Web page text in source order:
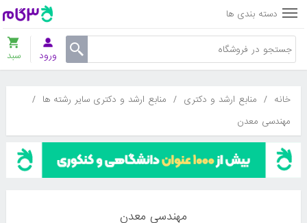
دسته بندی ها
ورود سبد
خانه / منابع ارشد و دکتری / منابع ارشد و دکتری سایر رشته ها /
مهندسی معدن
مهندسی معدن